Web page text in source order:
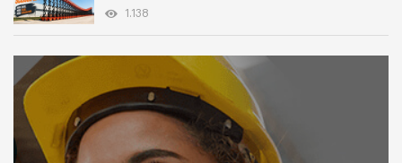
1.138